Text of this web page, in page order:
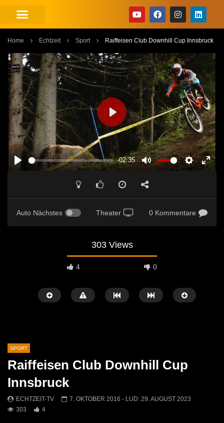
Home Echtzeit Sport Raiffeisen Club Downhill Cup Innsbruck
PLAY
-02:35
MUTE SETTINGS
PLAY
Auto Nächstes Theater 0 Kommentare
303 Views
4 0
voller Höhepunkte!
ECHTZEIT-TV
Mautern
SPORT
Raiffeisen Club Downhill Cup
Innsbruck
ECHTZEIT-TV 7. OKTOBER 2016 - LUD: 29. AUGUST 2023
303
4